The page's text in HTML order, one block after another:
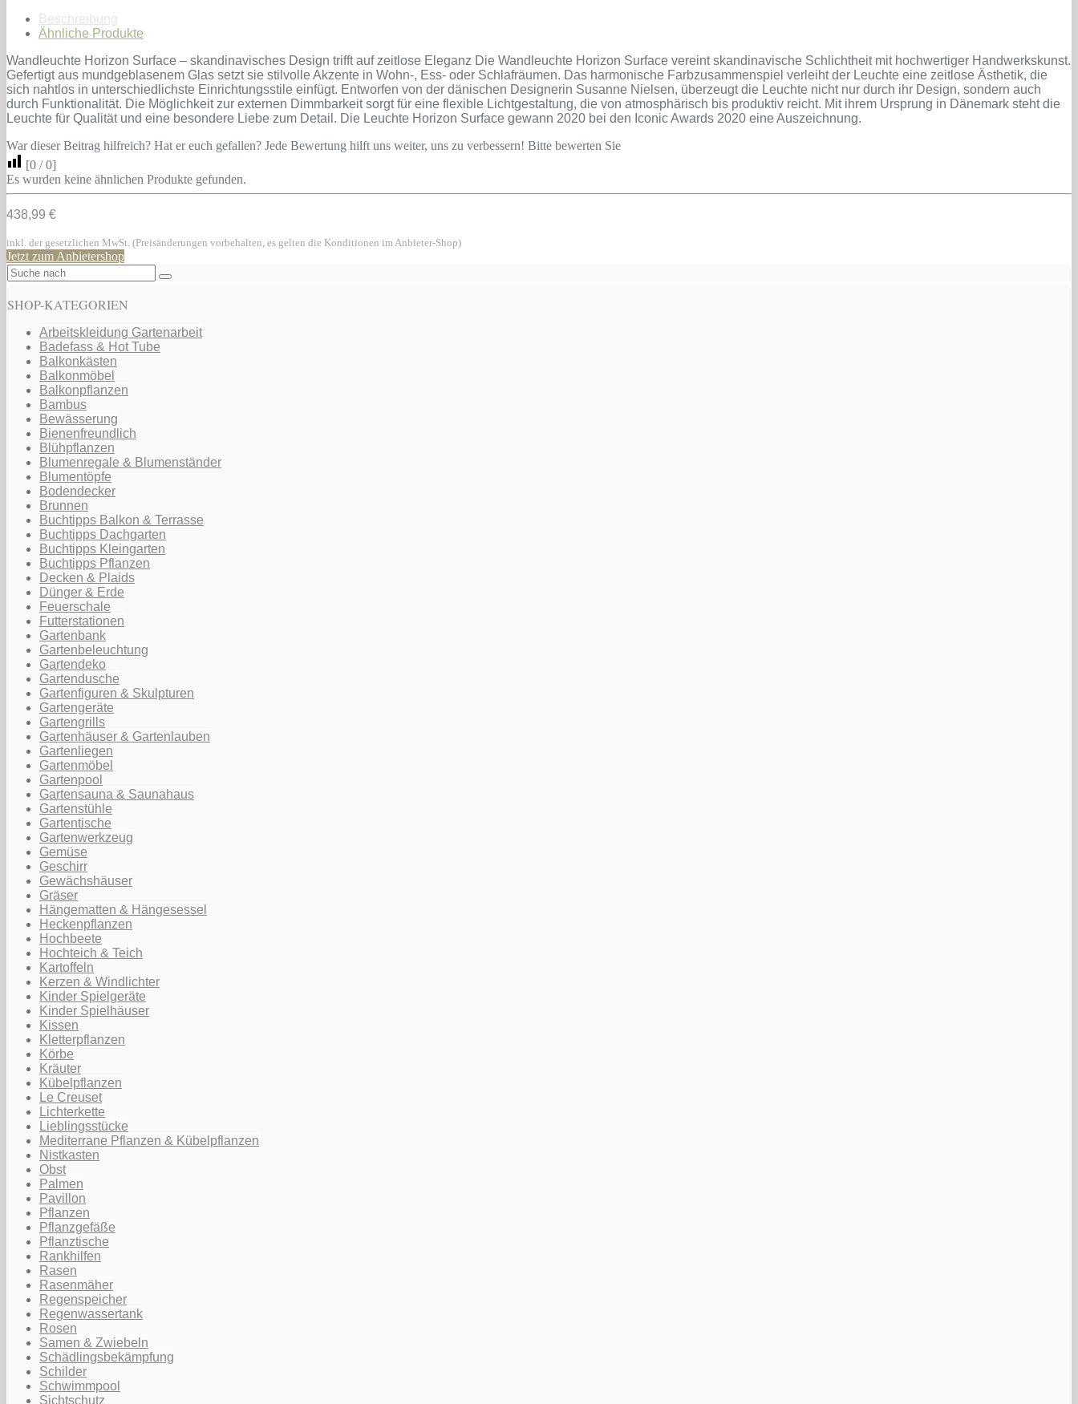
Beschreibung
Ähnliche Produkte
Wandleuchte Horizon Surface – skandinavisches Design trifft auf zeitlose Eleganz Die Wandleuchte Horizon Surface vereint skandinavische Schlichtheit mit hochwertiger Handwerkskunst.
Gefertigt aus mundgeblasenem Glas setzt sie stilvolle Akzente in Wohn-, Ess- oder Schlafräumen. Das harmonische Farbzusammenspiel verleiht der Leuchte eine zeitlose Ästhetik, die
sich nahtlos in unterschiedlichste Einrichtungsstile einfügt. Entworfen von der dänischen Designerin Susanne Nielsen, überzeugt die Leuchte nicht nur durch ihr Design, sondern auch
durch Funktionalität. Die Möglichkeit zur externen Dimmbarkeit sorgt für eine flexible Lichtgestaltung, die von atmosphärisch bis produktiv reicht. Mit ihrem Ursprung in Dänemark steht die
Leuchte für Qualität und eine besondere Liebe zum Detail. Die Leuchte Horizon Surface gewann 2020 bei den Iconic Awards 2020 eine Auszeichnung.
War dieser Beitrag hilfreich? Hat er euch gefallen? Jede Bewertung hilft uns weiter, uns zu verbessern! Bitte bewerten Sie
[0 /0]
Es wurden keine ähnlichen Produkte gefunden.
438,99 €
inkl. der gesetzlichen MwSt. (Preisänderungen vorbehalten, es gelten die Konditionen im Anbieter-Shop)
Jetzt zum Anbietershop
SHOP-KATEGORIEN
Arbeitskleidung Gartenarbeit
Badefass & Hot Tube
Balkonkästen
Balkonmöbel
Balkonpflanzen
Bambus
Bewässerung
Bienenfreundlich
Blühpflanzen
Blumenregale & Blumenständer
Blumentöpfe
Bodendecker
Brunnen
Buchtipps Balkon & Terrasse
Buchtipps Dachgarten
Buchtipps Kleingarten
Buchtipps Pflanzen
Decken & Plaids
Dünger & Erde
Feuerschale
Futterstationen
Gartenbank
Gartenbeleuchtung
Gartendeko
Gartendusche
Gartenfiguren & Skulpturen
Gartengeräte
Gartengrills
Gartenhäuser & Gartenlauben
Gartenliegen
Gartenmöbel
Gartenpool
Gartensauna & Saunahaus
Gartenstühle
Gartentische
Gartenwerkzeug
Gemüse
Geschirr
Gewächshäuser
Gräser
Hängematten & Hängesessel
Heckenpflanzen
Hochbeete
Hochteich & Teich
Kartoffeln
Kerzen & Windlichter
Kinder Spielgeräte
Kinder Spielhäuser
Kissen
Kletterpflanzen
Körbe
Kräuter
Kübelpflanzen
Le Creuset
Lichterkette
Lieblingsstücke
Mediterrane Pflanzen & Kübelpflanzen
Nistkasten
Obst
Palmen
Pavillon
Pflanzen
Pflanzgefäße
Pflanztische
Rankhilfen
Rasen
Rasenmäher
Regenspeicher
Regenwassertank
Rosen
Samen & Zwiebeln
Schädlingsbekämpfung
Schilder
Schwimmpool
Sichtschutz